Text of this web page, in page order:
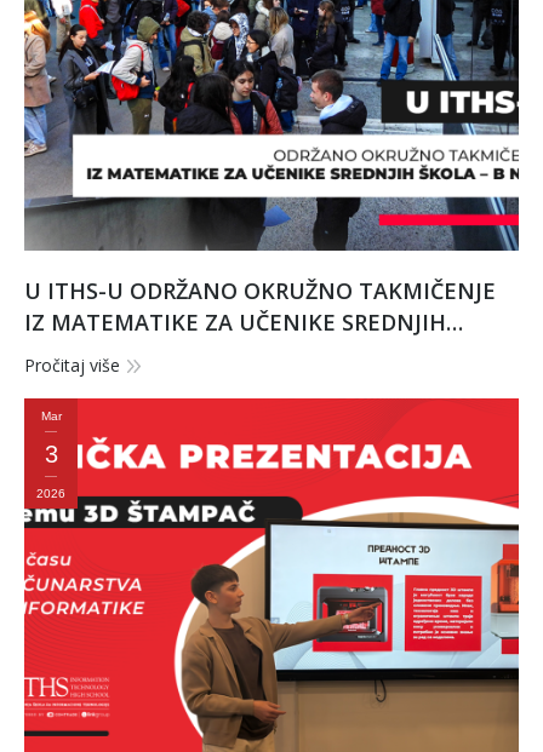
U ITHS-U ODRŽANO OKRUŽNO TAKMIČENJE
IZ MATEMATIKE ZA UČENIKE SREDNJIH
ŠKOLA – B NIVO
Pročitaj više
Mar
3
2026